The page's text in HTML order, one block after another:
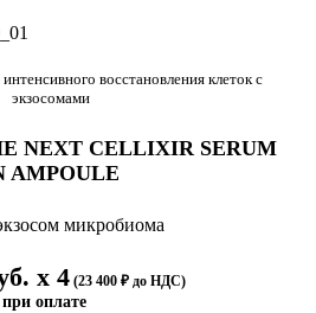
восстановления клеток с
экзосомами
NEXT CELLIXIR SERUM
AMPOULE
микробиома
х 4 (23 400 ₽ до НДС)
при оплате